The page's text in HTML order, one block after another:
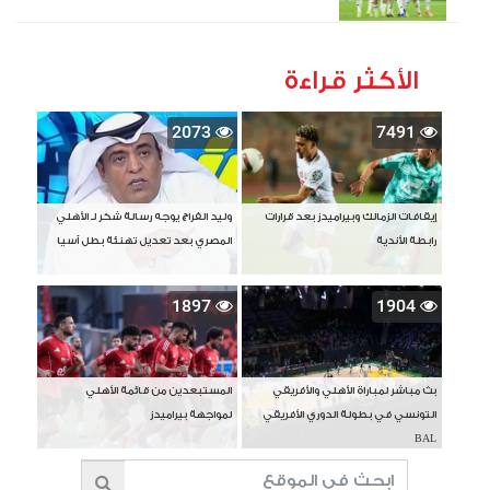
الأكثر قراءة
7491
إيقافات الزمالك وبيراميدز بعد قرارات
رابطة الأندية
2073
وليد الفراج يوجه رسالة شكر لـ الأهلي
المصري بعد تعديل تهنئة بطل آسيا
1904
بث مباشر لمباراة الأهلي والأفريقي
التونسي في بطولة الدوري الأفريقي
BAL
1897
المستبعدين من قائمة الأهلي
لمواجهة بيراميدز